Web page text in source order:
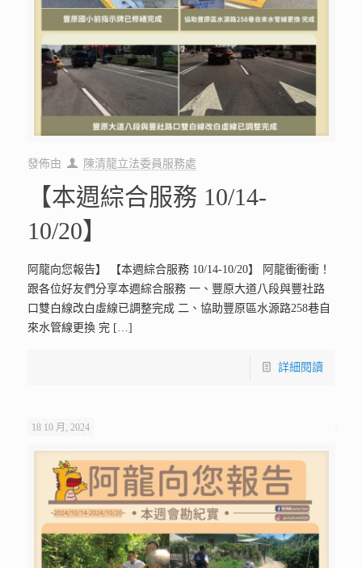
發佈由 陳清龍立法委員服務處
【本週綜合服務 10/14-
10/20】
阿龍向您報告】 【本週綜合服務 10/14-10/20】 阿龍衝衝衝！
跟各位好友們分享本週綜合服務 一、豐原大道八段與豐社路
口雙白線改白虛線已調整完成 二、協助豐原區水源路258巷自
來水管線更換 完[…]
詳細閱讀
18 10 月, 2024